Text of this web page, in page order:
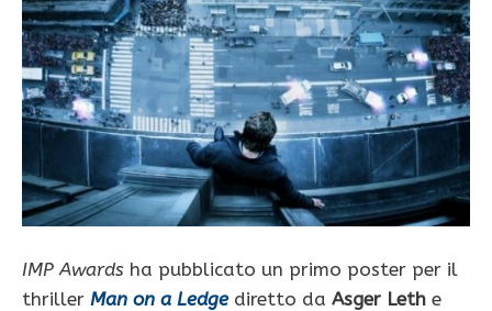
IMP Awards ha pubblicato un primo poster per il
thriller Man on a Ledgediretto da Asger Leth e